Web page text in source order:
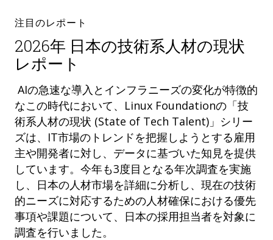
注目のレポート
2026年 日本の技術系人材の現状
レポート
AIの急速な導入とインフラニーズの変化が特徴的
なこの時代において、Linux Foundationの「技
術系人材の現状 (State of Tech Talent)」シリー
ズは、IT市場のトレンドを把握しようとする雇用
主や開発者に対し、データに基づいた知見を提供
しています。今年も3度目となる年次調査を実施
し、日本の人材市場を詳細に分析し、現在の技術
的ニーズに対応するための人材確保における優先
事項や課題について、日本の採用担当者を対象に
調査を行いました。